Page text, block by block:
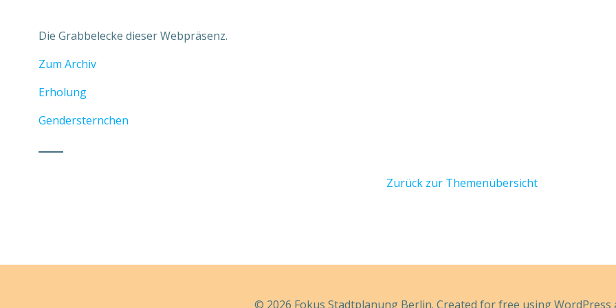
Die Grabbelecke dieser Webpräsenz.
Zum Archiv
Erholung
Gendersternchen
Zurück zur Themenübersicht
© 2026 Fokus Stadtplanung Berlin. Created for free using WordPress